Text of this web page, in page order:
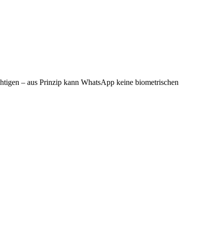
– aus Prinzip kann WhatsApp keine biometrischen